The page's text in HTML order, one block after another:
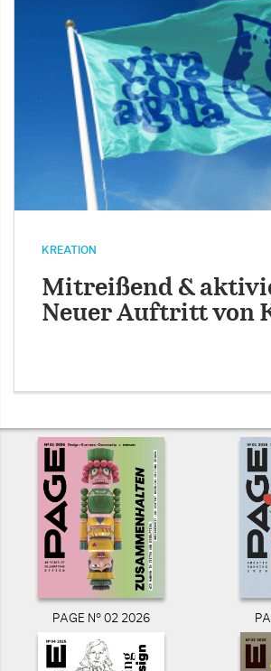
KREATION
Mitreißend &
Neuer Auftritt von
PAGE N° 02 2026